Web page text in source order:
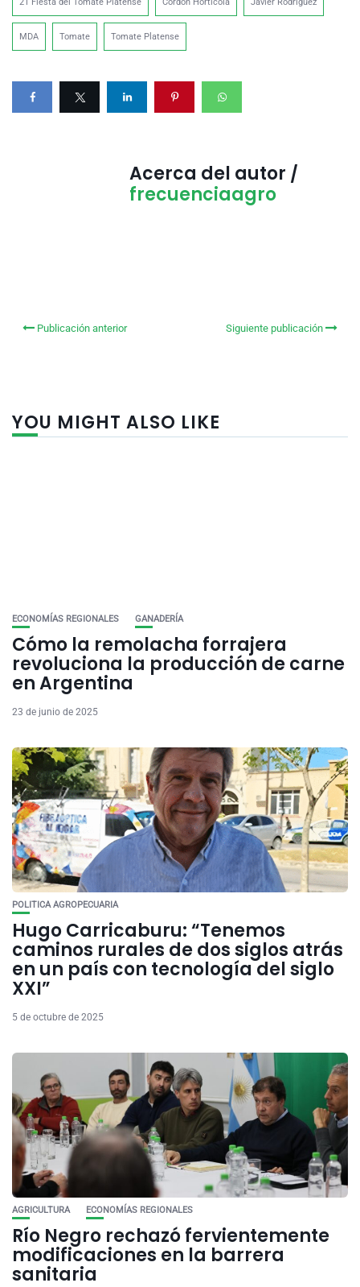
21 Fiesta del Tomate Platense Cordón Hortícola Javier Rodriguez
MDA Tomate Tomate Platense
Acerca del autor /
frecuenciaagro
Publicación anterior Siguiente publicación
YOU MIGHT ALSO LIKE
ECONOMÍAS REGIONALES GANADERÍA
Cómo la remolacha forrajera
revoluciona la producción de carne
en Argentina
23 de junio de 2025
POLITICA AGROPECUARIA
Hugo Carricaburu: “Tenemos
caminos rurales de dos siglos atrás
en un país con tecnología del siglo
XXI”
5 de octubre de 2025
AGRICULTURA ECONOMÍAS REGIONALES
Río Negro rechazó fervientemente
modificaciones en la barrera
sanitaria